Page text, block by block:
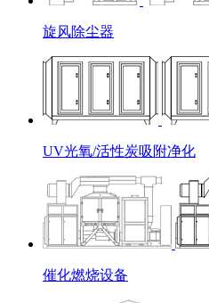
旋风除尘器
UV光氧/活性炭吸附净化
催化燃烧设备